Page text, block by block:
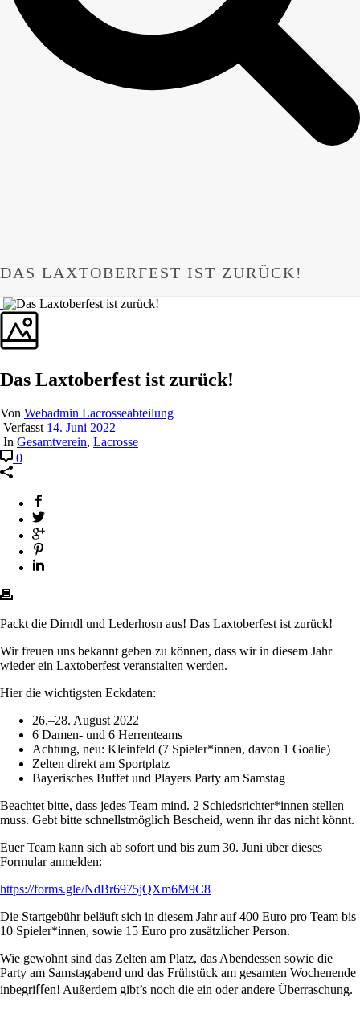
DAS LAXTOBERFEST IST ZURÜCK!
Das Laxtoberfest ist zurück!
Von Webadmin Lacrosseabteilung
Verfasst 14. Juni 2022
In Gesamtverein, Lacrosse
0
Packt die Dirndl und Lederhosn aus! Das Laxtoberfest ist zurück!
Wir freuen uns bekannt geben zu können, dass wir in diesem Jahr
wieder ein Laxtoberfest veranstalten werden.
Hier die wichtigsten Eckdaten:
26.–28. August 2022
6 Damen- und 6 Herrenteams
Achtung, neu: Kleinfeld (7 Spieler*innen, davon 1 Goalie)
Zelten direkt am Sportplatz
Bayerisches Buffet und Players Party am Samstag
Beachtet bitte, dass jedes Team mind. 2 Schiedsrichter*innen stellen
muss. Gebt bitte schnellstmöglich Bescheid, wenn ihr das nicht könnt.
Euer Team kann sich ab sofort und bis zum 30. Juni über dieses
Formular anmelden:
https://forms.gle/NdBr6975jQXm6M9C8
Die Startgebühr beläuft sich in diesem Jahr auf 400 Euro pro Team bis
10 Spieler*innen, sowie 15 Euro pro zusätzlicher Person.
Wie gewohnt sind das Zelten am Platz, das Abendessen sowie die
Party am Samstagabend und das Frühstück am gesamten Wochenende
inbegriﬀen! Außerdem gibt’s noch die ein oder andere Überraschung.